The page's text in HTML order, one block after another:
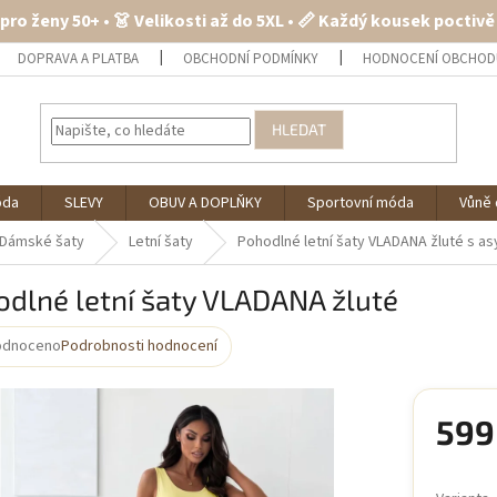
ženy 50+ • 👗 Velikosti až do 5XL • 📏 Každý kousek
DOPRAVA A PLATBA OBCHODNÍ PODMÍNKY HODNOCENÍ
HLEDAT
SLEVY OBUV A DOPLŇKY Sportovní móda
Dámské šaty Letní šaty Pohodlné letní šaty VLADANA žluté s
letní šaty VLADANA žluté
Podrobnosti hodnocení